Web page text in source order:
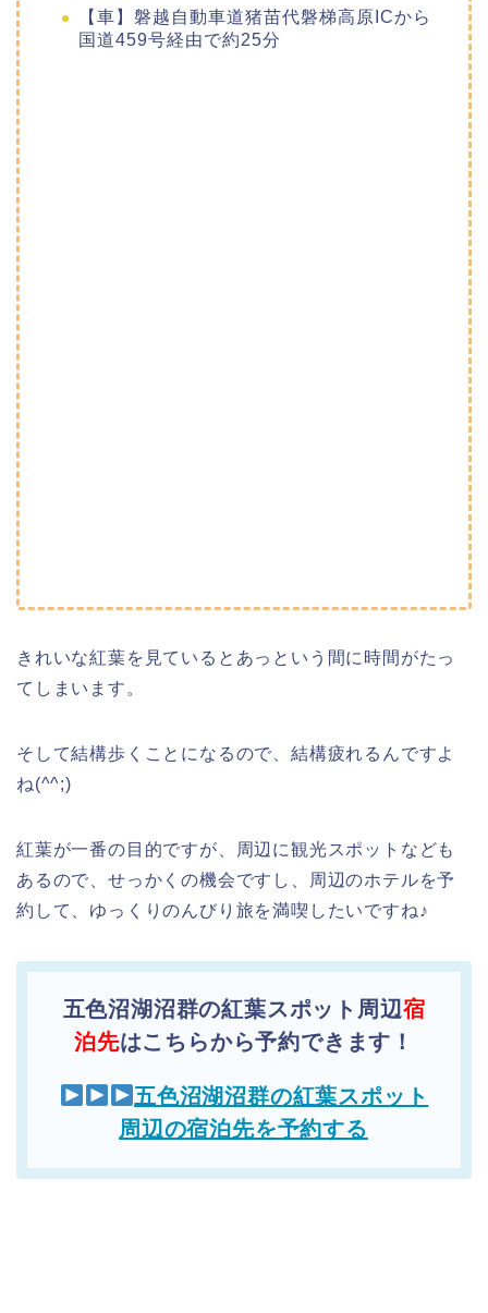
【車】磐越自動車道猪苗代磐梯高原ICから
国道459号経由で約25分
きれいな紅葉を見ているとあっという間に時間がたっ
てしまいます。
そして結構歩くことになるので、結構疲れるんですよ
ね(^^;)
紅葉が一番の目的ですが、周辺に観光スポットなども
あるので、せっかくの機会ですし、周辺のホテルを予
約して、ゆっくりのんびり旅を満喫したいですね♪
五色沼湖沼群の紅葉スポット周辺宿
泊先はこちらから予約できます！
五色沼湖沼群の紅葉スポット
周辺の宿泊先を予約する